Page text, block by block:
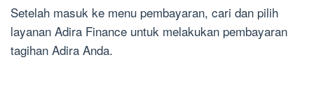
Setelah masuk ke menu pembayaran, cari dan pilih
layanan Adira Finance untuk melakukan pembayaran
tagihan Adira Anda.